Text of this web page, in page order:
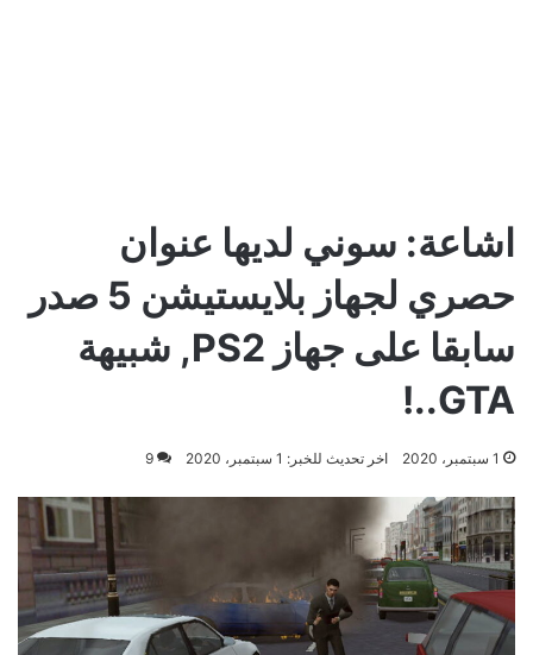
اشاعة: سوني لديها عنوان
حصري لجهاز بلايستيشن 5 صدر
سابقا على جهاز PS2, شبيهة
GTA..!
1 سبتمبر، 2020 اخر تحديث للخبر: 1 سبتمبر، 2020 9